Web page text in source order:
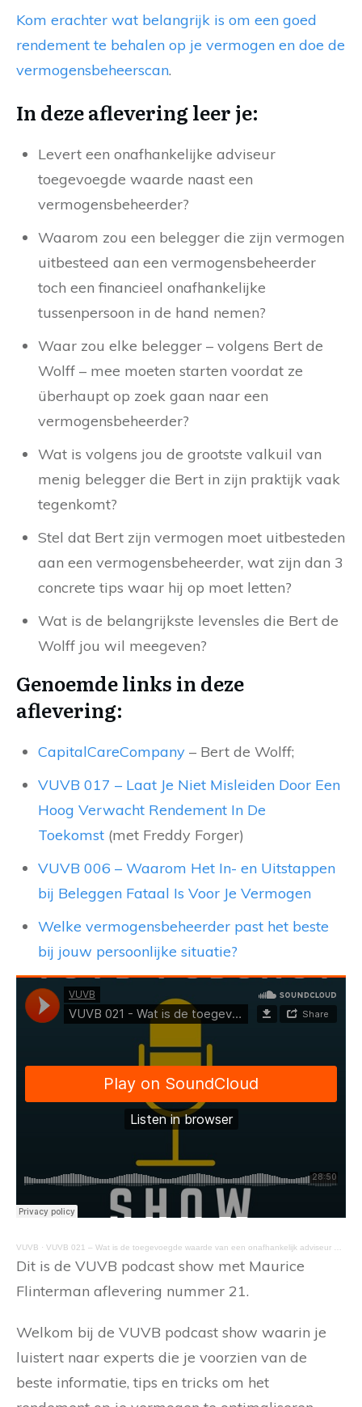
Kom erachter wat belangrijk is om een goed
rendement te behalen op je vermogen en doe de
vermogensbeheerscan.
In deze aflevering leer je:
Levert een onafhankelijke adviseur
toegevoegde waarde naast een
vermogensbeheerder?
Waarom zou een belegger die zijn vermogen
uitbesteed aan een vermogensbeheerder
toch een financieel onafhankelijke
tussenpersoon in de hand nemen?
Waar zou elke belegger – volgens Bert de
Wolff – mee moeten starten voordat ze
überhaupt op zoek gaan naar een
vermogensbeheerder?
Wat is volgens jou de grootste valkuil van
menig belegger die Bert in zijn praktijk vaak
tegenkomt?
Stel dat Bert zijn vermogen moet uitbesteden
aan een vermogensbeheerder, wat zijn dan 3
concrete tips waar hij op moet letten?
Wat is de belangrijkste levensles die Bert de
Wolff jou wil meegeven?
Genoemde links in deze
aflevering:
CapitalCareCompany – Bert de Wolff;
VUVB 017 – Laat Je Niet Misleiden Door Een
Hoog Verwacht Rendement In De
Toekomst (met Freddy Forger)
VUVB 006 – Waarom Het In- en Uitstappen
bij Beleggen Fataal Is Voor Je Vermogen
Welke vermogensbeheerder past het beste
bij jouw persoonlijke situatie?
VUVB · VUVB 021 – Wat is de toegevoegde waarde van een onafhankelijk adviseur bij vermogensbeheer
Dit is de VUVB podcast show met Maurice
Flinterman aflevering nummer 21.
Welkom bij de VUVB podcast show waarin je
luistert naar experts die je voorzien van de
beste informatie, tips en tricks om het